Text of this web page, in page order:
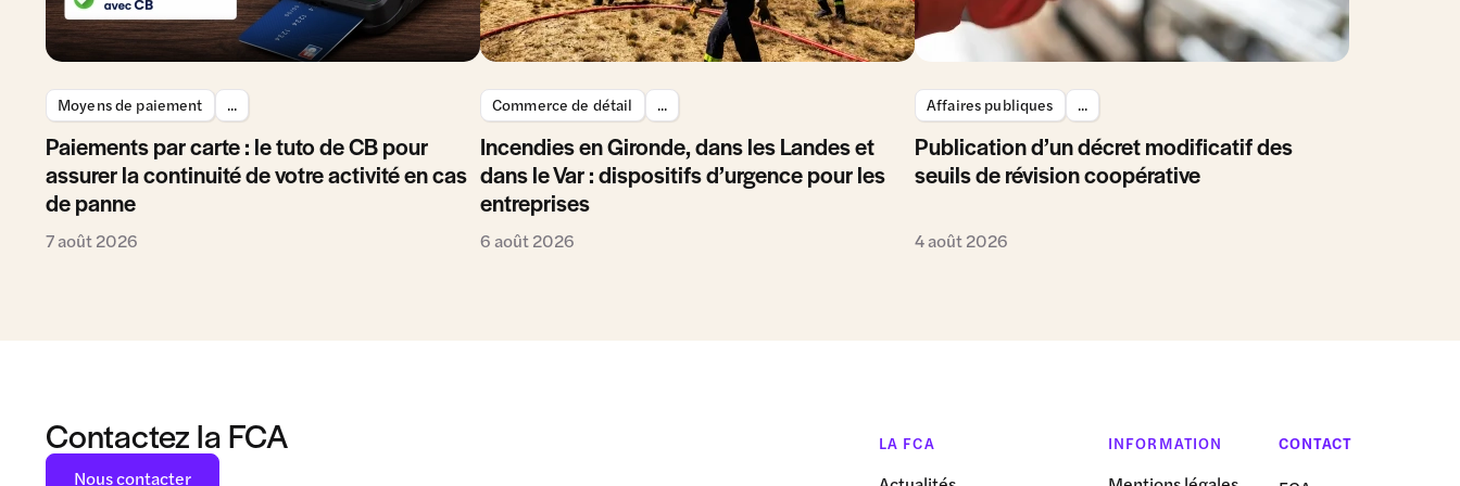
Moyens de paiement ...
Paiements par carte : le tuto de CB pour
assurer la continuité de votre activité en cas
de panne
7 août 2026
Commerce de détail ...
Incendies en Gironde, dans les Landes et
dans le Var : dispositifs d’urgence pour les
entreprises
6 août 2026
Affaires publiques ...
Publication d’un décret modificatif des
seuils de révision coopérative
4 août 2026
Contactez la FCA
Nous contacter
LA FCA INFORMATION CONTACT